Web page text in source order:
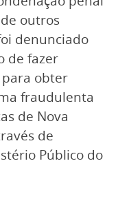
outros
denunciado
de fazer
obter
fraudulenta
de Nova
de
Público do